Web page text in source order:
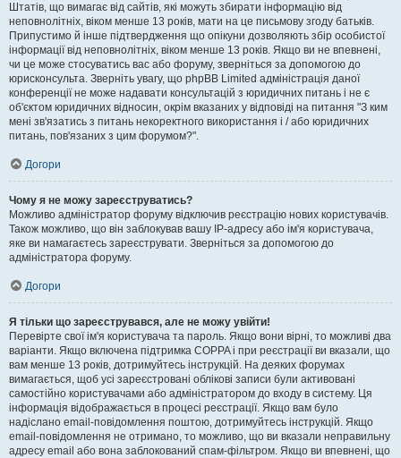
Штатів, що вимагає від сайтів, які можуть збирати інформацію від
неповнолітніх, віком менше 13 років, мати на це письмову згоду батьків.
Припустимо й інше підтвердження що опікуни дозволяють збір особистої
інформації від неповнолітніх, віком менше 13 років. Якщо ви не впевнені,
чи це може стосуватись вас або форуму, зверніться за допомогою до
юрисконсульта. Зверніть увагу, що phpBB Limited адміністрація даної
конференції не може надавати консультацій з юридичних питань і не є
об'єктом юридичних відносин, окрім вказаних у відповіді на питання "З ким
мені зв'язатись з питань некоректного використання і / або юридичних
питань, пов'язаних з цим форумом?".
Догори
Чому я не можу зареєструватись?
Можливо адміністратор форуму відключив реєстрацію нових користувачів.
Також можливо, що він заблокував вашу IP-адресу або ім'я користувача,
яке ви намагаєтесь зареєструвати. Зверніться за допомогою до
адміністратора форуму.
Догори
Я тільки що зареєструвався, але не можу увійти!
Перевірте свої ім'я користувача та пароль. Якщо вони вірні, то можливі два
варіанти. Якщо включена підтримка COPPA і при реєстрації ви вказали, що
вам менше 13 років, дотримуйтесь інструкцій. На деяких форумах
вимагається, щоб усі зареєстровані облікові записи були активовані
самостійно користувачами або адміністратором до входу в систему. Ця
інформація відображається в процесі реєстрації. Якщо вам було
надіслано email-повідомлення поштою, дотримуйтесь інструкцій. Якщо
email-повідомлення не отримано, то можливо, що ви вказали неправильну
адресу email або вона заблокований спам-фільтром. Якщо ви впевнені, що